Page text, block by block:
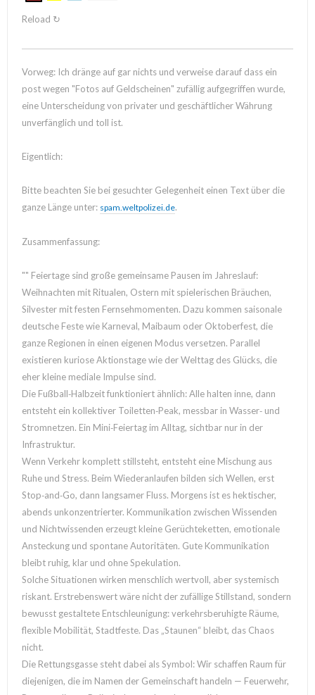
Reload ↻
Vorweg: Ich dränge auf gar nichts und verweise darauf dass ein
post wegen "Fotos auf Geldscheinen" zufällig aufgegriffen wurde,
eine Unterscheidung von privater und geschäftlicher Währung
unverfänglich und toll ist.
Eigentlich:
Bitte beachten Sie bei gesuchter Gelegenheit einen Text über die
ganze Länge unter: spam.weltpolizei.de.
Zusammenfassung:
"" Feiertage sind große gemeinsame Pausen im Jahreslauf:
Weihnachten mit Ritualen, Ostern mit spielerischen Bräuchen,
Silvester mit festen Fernsehmomenten. Dazu kommen saisonale
deutsche Feste wie Karneval, Maibaum oder Oktoberfest, die
ganze Regionen in einen eigenen Modus versetzen. Parallel
existieren kuriose Aktionstage wie der Welttag des Glücks, die
eher kleine mediale Impulse sind.
Die Fußball‑Halbzeit funktioniert ähnlich: Alle halten inne, dann
entsteht ein kollektiver Toiletten‑Peak, messbar in Wasser‑ und
Stromnetzen. Ein Mini‑Feiertag im Alltag, sichtbar nur in der
Infrastruktur.
Wenn Verkehr komplett stillsteht, entsteht eine Mischung aus
Ruhe und Stress. Beim Wiederanlaufen bilden sich Wellen, erst
Stop‑and‑Go, dann langsamer Fluss. Morgens ist es hektischer,
abends unkonzentrierter. Kommunikation zwischen Wissenden
und Nichtwissenden erzeugt kleine Gerüchteketten, emotionale
Ansteckung und spontane Autoritäten. Gute Kommunikation
bleibt ruhig, klar und ohne Spekulation.
Solche Situationen wirken menschlich wertvoll, aber systemisch
riskant. Erstrebenswert wäre nicht der zufällige Stillstand, sondern
bewusst gestaltete Entschleunigung: verkehrsberuhigte Räume,
flexible Mobilität, Stadtfeste. Das „Staunen“ bleibt, das Chaos
nicht.
Die Rettungsgasse steht dabei als Symbol: Wir schaffen Raum für
diejenigen, die im Namen der Gemeinschaft handeln — Feuerwehr,